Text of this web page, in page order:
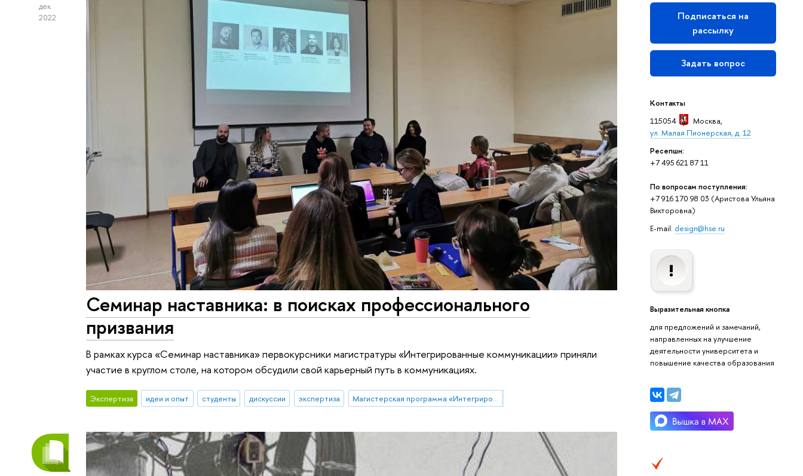
Подписаться на
рассылку
Задать вопрос
Контакты
115054
Москва,
ул. Малая Пионерская, д. 12
Ресепшн:
+7 495 621 87 11
По вопросам поступления:
+7 916 170 98 03 (Аристова Ульяна
Викторовна)
E-mail: design@hse.ru
Выразительная кнопка
для предложений и замечаний,
направленных на улучшение
деятельности университета и
повышение качества образования
дек
2022
Семинар наставника: в поисках профессионального
призвания
В рамках курса «Семинар наставника» первокурсники магистратуры «Интегрированные коммуникации» приняли
участие в круглом столе, на котором обсудили свой карьерный путь в коммуникациях.
Экспертиза идеи и опыт студенты дискуссии экспертиза Магистерская программа «Интегрированные коммуникации»